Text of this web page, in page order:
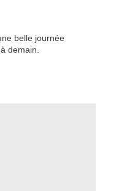
belle journée
demain.